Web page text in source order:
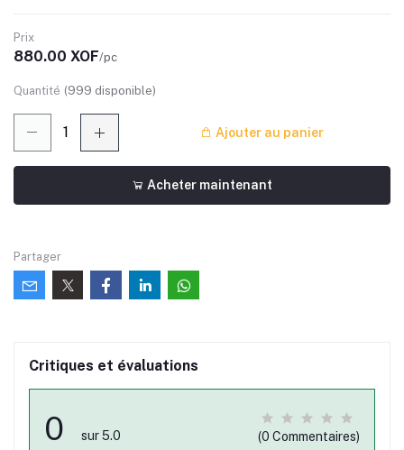
Prix
880.00 XOF/pc
Quantité (999 disponible)
Ajouter au panier
Acheter maintenant
Partager
Critiques et évaluations
0 sur 5.0 (0 Commentaires)